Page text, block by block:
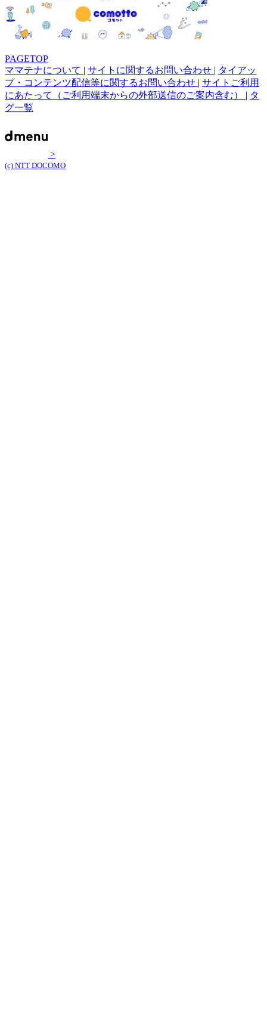
PAGETOP
ママテナについて | サイトに関するお問い合わせ | タイアッ
プ・コンテンツ配信等に関するお問い合わせ | サイトご利用
にあたって（ご利用端末からの外部送信のご案内含む） | タ
グ一覧
>
(c) NTT DOCOMO